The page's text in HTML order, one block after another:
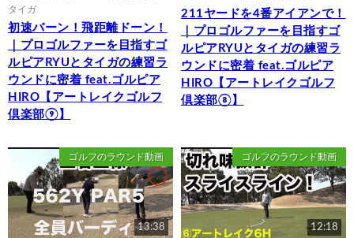
タイガ
初速バーン！飛距離ドーン！
｜プロゴルファーを目指すゴ
ルピアRYUとタイガの練習ラ
ウンドに密着 feat.ゴルピア
HIRO【アートレイクゴルフ
倶楽部⑨】
211ヤードを4番アイアンで！
｜プロゴルファーを目指すゴ
ルピアRYUとタイガの練習ラ
ウンドに密着 feat.ゴルピア
HIRO【アートレイクゴルフ
倶楽部⑧】
ゴルフのラウンド動画
13:38
ゴルフのラウンド動画
12:18